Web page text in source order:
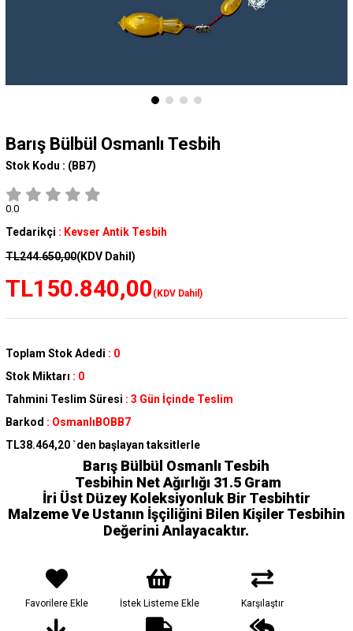
Barış Bülbül Osmanlı Tesbih
Stok Kodu : (BB7)
0.0
Tedarikçi : Kevser Antik Tesbih
TL244.650,00(KDV Dahil)
TL150.840,00(KDV Dahil)
Toplam Stok Adedi : 0
Stok Miktarı : 0
Tahmini Teslim Süresi : 3 Gün İçinde Teslim
Barkod : OsmanlıBOBB7
TL38.464,20 `den başlayan taksitlerle
Barış Bülbül Osmanlı Tesbih
Tesbihin Net Ağırlığı 31.5 Gram
İri Üst Düzey Koleksiyonluk Bir Tesbihtir
Malzeme Ve Ustanın İşçiliğini Bilen Kişiler Tesbihin
Değerini Anlayacaktır.
Favorilere Ekle İstek Listeme Ekle Karşılaştır